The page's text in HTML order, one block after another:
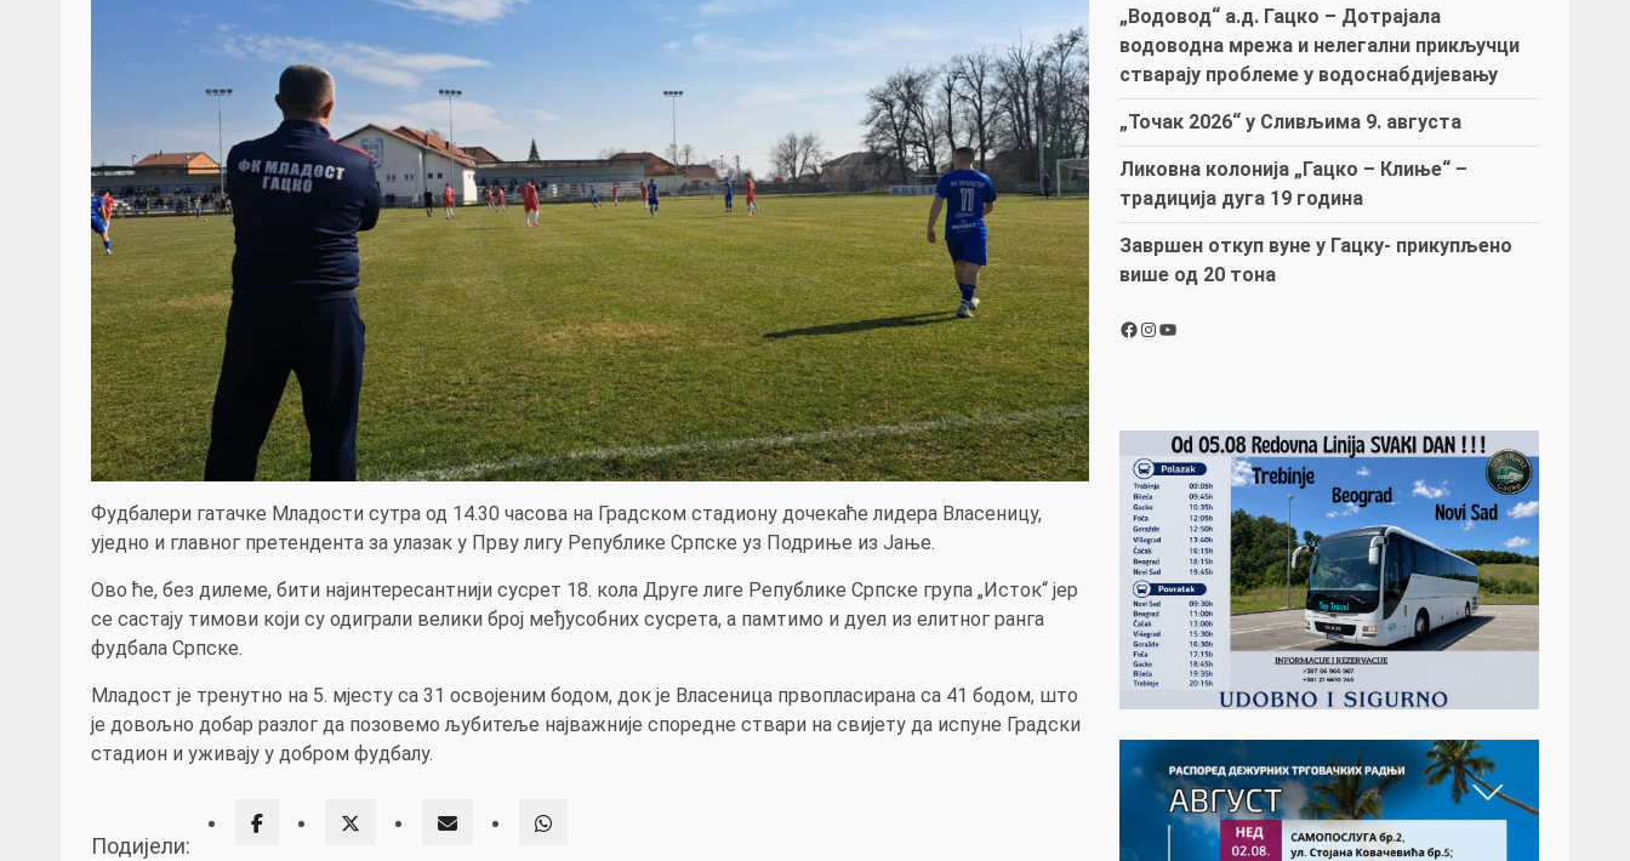
Фудбалери гатачке Младости сутра од 14.30 часова на Градском стадиону дочекаће лидера Власеницу,
уједно и главног претендента за улазак у Прву лигу Републике Српске уз Подриње из Јање.
Ово ће, без дилеме, бити најинтересантнији сусрет 18. кола Друге лиге Републике Српске група „Исток“ јер
се састају тимови који су одиграли велики број међусобних сусрета, а памтимо и дуел из елитног ранга
фудбала Српске.
Младост је тренутно на 5. мјесту са 31 освојеним бодом, док је Власеница првопласирана са 41 бодом, што
је довољно добар разлог да позовемо љубитеље најважније споредне ствари на свијету да испуне Градски
стадион и уживају у добром фудбалу.
Подијели:
„Водовод“ а.д. Гацко – Дотрајала
водоводна мрежа и нелегални прикључци
стварају проблеме у водоснабдијевању
„Точак 2026“ у Сливљима 9. августа
Ликовна колонија „Гацко – Клиње“ –
традиција дуга 19 година
Завршен откуп вуне у Гацку- прикупљено
више од 20 тона
Facebook
Instagram
YouTube